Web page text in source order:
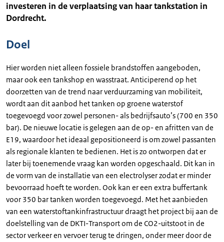
investeren in de verplaatsing van haar tankstation in
Dordrecht.
Doel
Hier worden niet alleen fossiele brandstoffen aangeboden,
maar ook een tankshop en wasstraat. Anticiperend op het
doorzetten van de trend naar verduurzaming van mobiliteit,
wordt aan dit aanbod het tanken op groene waterstof
toegevoegd voor zowel personen- als bedrijfsauto’s (700 en 350
bar). De nieuwe locatie is gelegen aan de op- en afritten van de
E19, waardoor het ideaal gepositioneerd is om zowel passanten
als regionale klanten te bedienen. Het is zo ontworpen dat er
later bij toenemende vraag kan worden opgeschaald. Dit kan in
de vorm van de installatie van een electrolyser zodat er minder
bevoorraad hoeft te worden. Ook kan er een extra buffertank
voor 350 bar tanken worden toegevoegd. Met het aanbieden
van een waterstoftankinfrastructuur draagt het project bij aan de
doelstelling van de DKTI-Transport om de CO2-uitstoot in de
sector verkeer en vervoer terug te dringen, onder meer door de